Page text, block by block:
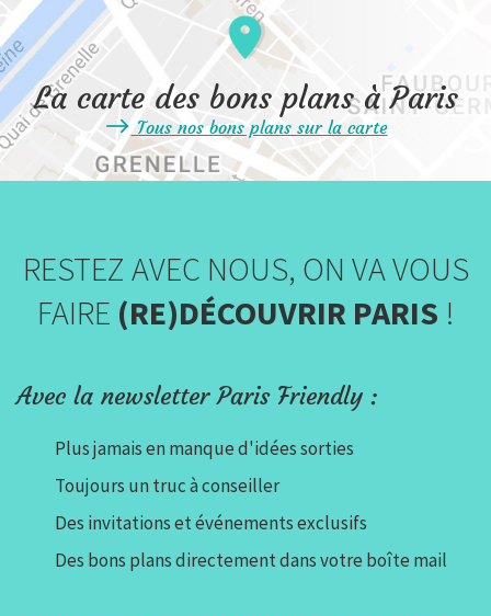
La carte des bons plans à Paris
Tous nos bons plans sur la carte
RESTEZ AVEC NOUS, ON VA VOUS
FAIRE (RE)DÉCOUVRIR PARIS !
Avec la newsletter Paris Friendly :
Plus jamais en manque d'idées sorties
Toujours un truc à conseiller
Des invitations et événements exclusifs
Des bons plans directement dans votre boîte mail